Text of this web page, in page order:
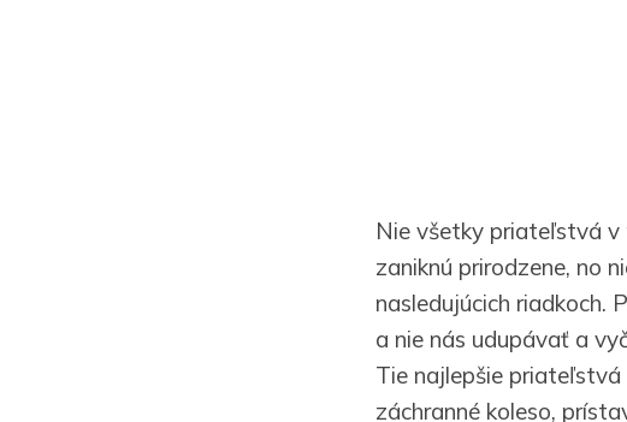
Nie všetky priateľstvá v
zaniknú prirodzene, no
nasledujúcich
a nie nás udupávať a
Tie najlepšie
záchranné koleso,